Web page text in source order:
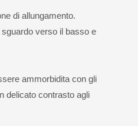
di allungamento.
verso il basso e
ammorbidita con gli
delicato contrasto agli